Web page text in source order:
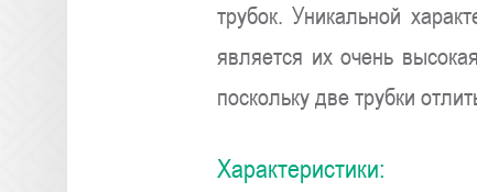
трубок. Уникальной
является их очень
поскольку две трубки
Характеристики: